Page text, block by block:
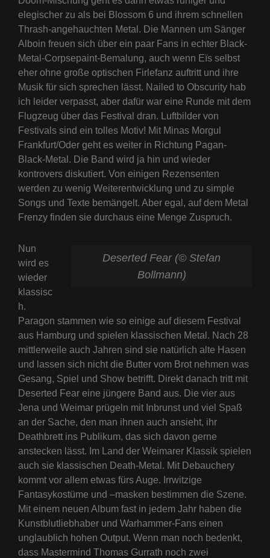
elegischer zu als bei Blossom 6 und ihrem schnellen
Thrash-angehauchten Metal. Die Mannen um Sänger
Alboin freuen sich über ein paar Fans in echter Black-
Metal-Corpsepaint-Bemalung, auch wenn Eïs selbst
eher ohne große optischen Firlefanz auftritt und ihre
Musik für sich sprechen lässt. Nailed to Obscurity hab
ich leider verpasst, aber dafür war eine Runde mit dem
Flugzeug über das Festival dran. Luftbilder von
Festivals sind ein tolles Motiv! Mit Minas Morgul
Frankfurt/Oder geht es weiter in Richtung Pagan-
Black-Metal. Die Band wird ja hin und wieder
kontrovers diskutiert. Von einigen Rezensenten
werden zu wenig Weiterentwicklung und zu simple
Songs und Texte bemängelt. Aber egal, auf dem Metal
Frenzy finden sie durchaus eine Menge Zuspruch.
Deserted Fear (© Stefan
Bollmann)
Nun
wird es
wieder
klassisc
h.
Paragon stammen wie so einige auf diesem Festival
aus Hamburg und spielen klassischen Metal. Nach 28
mittlerweile auch Jahren sind sie natürlich alte Hasen
und lassen sich nicht die Butter vom Brot nehmen was
Gesang, Spiel und Show betrifft. Direkt danach tritt mit
Deserted Fear eine jüngere Band aus. Die vier aus
Jena und Weimar prügeln mit Inbrunst und viel Spaß
an der Sache, den man ihnen auch ansieht, ihr
Deathbrett ins Publikum, das sich davon gerne
anstecken lässt. Im Land der Weimarer Klassik spielen
auch sie klassischen Death-Metal. Mit Debauchery
kommt vor allem etwas fürs Auge. Irrwitzige
Fantasykostüme und –masken bestimmen die Szene.
Mit einem neuen Album fast in jedem Jahr haben die
Kunstblutliebhaber und Warhammer-Fans einen
unglaublich hohen Output. Wenn man noch bedenkt,
dass Mastermind Thomas Gurrath noch zwei